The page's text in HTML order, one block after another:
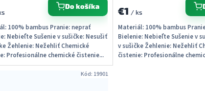
Do košíka
100% bambus Pranie: neprať
Nebieľte Sušenie v sušičke: Nesušiť
Žehlenie: Nežehliť Chemické
Profesionálne chemické čistenie...
€1 / ks
Materiál: 100% bambus
Bielenie: Nebieľte Sušenie v
v sušičke Žehlenie: Nežehliť
čistenie: Profesionálne
Kód: 19901